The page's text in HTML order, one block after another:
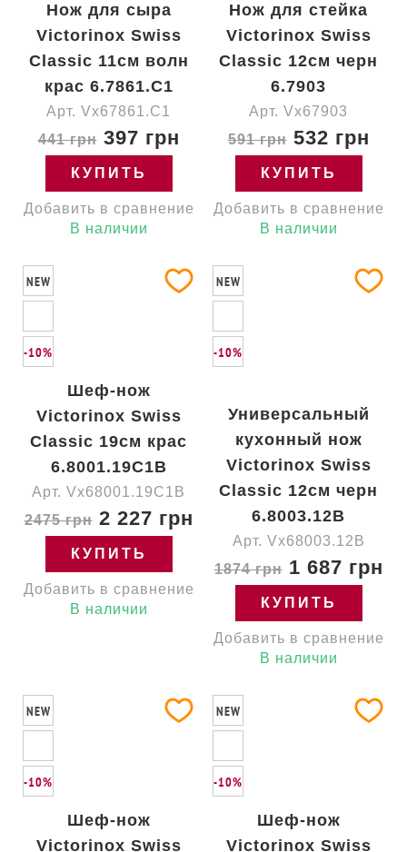
Нож для сыра
Victorinox Swiss
Classic 11см волн
крас 6.7861.C1
Арт. Vx67861.C1
441 грн397 грн
КУПИТЬ
Добавить в сравнение
В наличии
Нож для стейка
Victorinox Swiss
Classic 12см черн
6.7903
Арт. Vx67903
591 грн532 грн
КУПИТЬ
Добавить в сравнение
В наличии
NEW
-10%
Шеф-нож
Victorinox Swiss
Classic 19см крас
6.8001.19C1B
Арт. Vx68001.19C1B
2475 грн2 227 грн
КУПИТЬ
Добавить в сравнение
В наличии
NEW
-10%
Универсальный
кухонный нож
Victorinox Swiss
Classic 12см черн
6.8003.12B
Арт. Vx68003.12B
1874 грн1 687 грн
КУПИТЬ
Добавить в сравнение
В наличии
NEW
-10%
Шеф-нож
Victorinox Swiss
NEW
-10%
Шеф-нож
Victorinox Swiss